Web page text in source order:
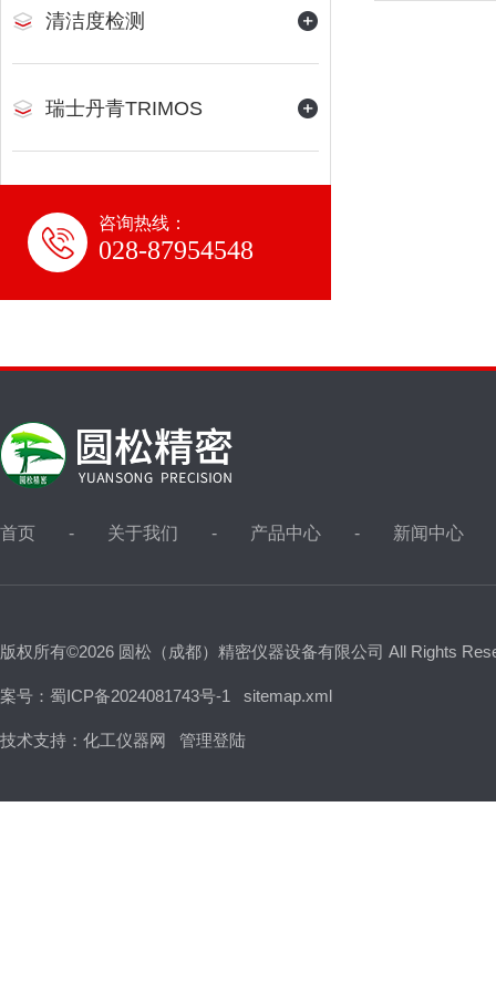
清洁度检测
瑞士丹青TRIMOS
咨询热线：
028-87954548
首页 关于我们 产品中心 新闻中心
版权所有©2026 圆松（成都）精密仪器设备有限公司 All Rights
案号：蜀ICP备2024081743号-1 sitemap.xml
技术支持： 化工仪器网 管理登陆